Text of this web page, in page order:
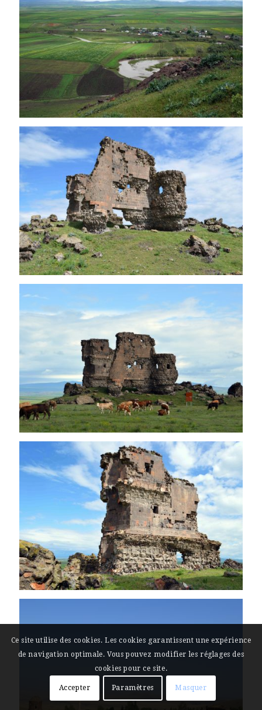
Ce site utilise des cookies. Les cookies garantissent une expérience
de navigation optimale. Vous pouvez modifier les réglages des
cookies pour ce site.
Accepter Paramètres Masquer